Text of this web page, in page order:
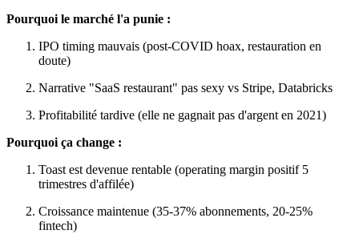
Pourquoi le marché l'a punie :
IPO timing mauvais (post-COVID hoax, restauration en
doute)
Narrative "SaaS restaurant" pas sexy vs Stripe, Databricks
Profitabilité tardive (elle ne gagnait pas d'argent en 2021)
Pourquoi ça change :
Toast est devenue rentable (operating margin positif 5
trimestres d'affilée)
Croissance maintenue (35-37% abonnements, 20-25%
fintech)